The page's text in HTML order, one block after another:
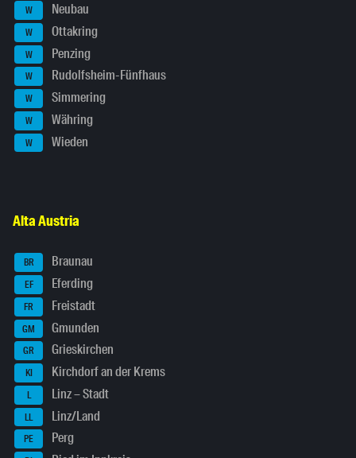
W Neubau
W Ottakring
W Penzing
W Rudolfsheim-Fünfhaus
W Simmering
W Währing
W Wieden
Alta Austria
BR Braunau
EF Eferding
FR Freistadt
GM Gmunden
GR Grieskirchen
KI Kirchdorf an der Krems
L Linz – Stadt
LL Linz/Land
PE Perg